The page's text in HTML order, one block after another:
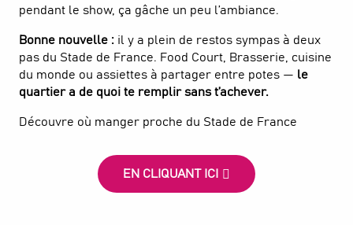
pendant le show, ça gâche un peu l’ambiance.
Bonne nouvelle : il y a plein de restos sympas à deux
pas du Stade de France. Food Court, Brasserie, cuisine
du monde ou assiettes à partager entre potes — le
quartier a de quoi te remplir sans t’achever.
Découvre où manger proche du Stade de France
EN CLIQUANT ICI